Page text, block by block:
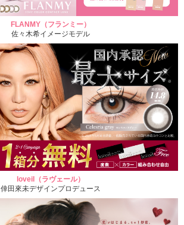
FLANMY（フランミー）
佐々木希イメージモデル
loveil（ラヴェール）
倖田來未デザインプロデュース